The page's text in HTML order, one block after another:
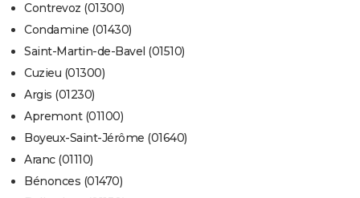
Contrevoz (01300)
Condamine (01430)
Saint-Martin-de-Bavel (01510)
Cuzieu (01300)
Argis (01230)
Apremont (01100)
Boyeux-Saint-Jérôme (01640)
Aranc (01110)
Bénonces (01470)